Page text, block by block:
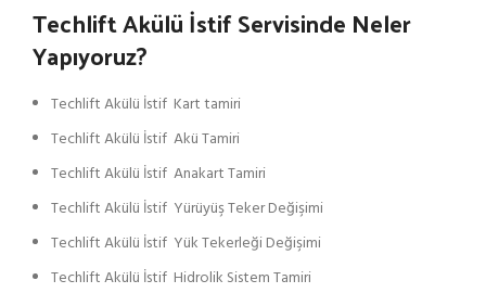
Techlift Akülü İstif Servisinde Neler
Yapıyoruz?
Techlift Akülü İstif Kart tamiri
Techlift Akülü İstif Akü Tamiri
Techlift Akülü İstif Anakart Tamiri
Techlift Akülü İstif Yürüyüş Teker Değişimi
Techlift Akülü İstif Yük Tekerleği Değişimi
Techlift Akülü İstif Hidrolik Sistem Tamiri